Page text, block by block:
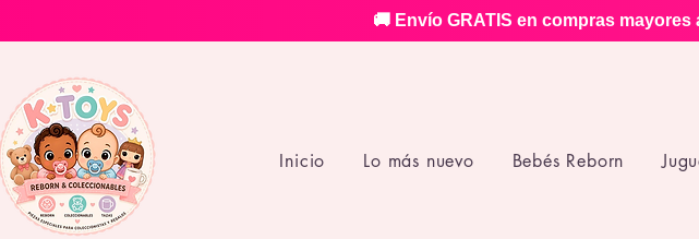
🚚 Envío GRATIS en compras
Inicio Lo más nuevo Bebés Reborn